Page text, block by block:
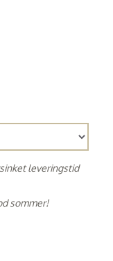
leveringstid
sommer!